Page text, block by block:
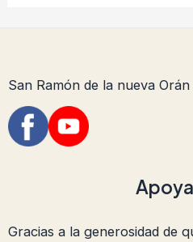
San Ramón de la nueva
Gracias a la generosidad de